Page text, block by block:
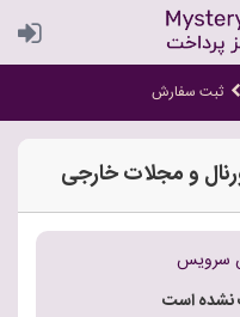
ثبت سفارش
و مجلات خارجی
سرویس
نشده است